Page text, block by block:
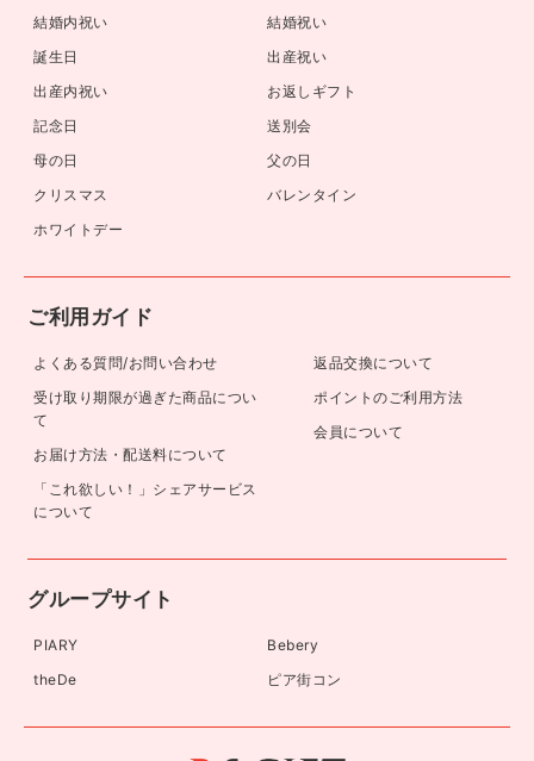
結婚内祝い
結婚祝い
誕生日
出産祝い
出産内祝い
お返しギフト
記念日
送別会
母の日
父の日
クリスマス
バレンタイン
ホワイトデー
ご利用ガイド
よくある質問/お問い合わせ
受け取り期限が過ぎた商品につい
て
お届け方法・配送料について
「これ欲しい！」シェアサービス
について
返品交換について
ポイントのご利用方法
会員について
グループサイト
PIARY
Bebery
theDe
ピア街コン